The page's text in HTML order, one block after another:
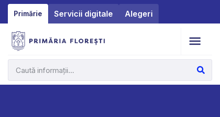
Primărie Servicii digitale Alegeri